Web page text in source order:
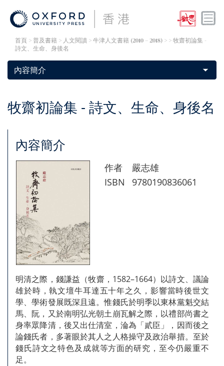
首頁 > 普及書籍 > 人文閱讀 >牛津人文書籍 (2010 – 2018) > > 牧齋初論集 -
詩文、生命、身後名
牧齋初論集 - 詩文、生命、身後名
內容簡介
作者
嚴志雄
ISBN
9780190836061
明清之際，錢謙益（牧齋，1582–1664）以詩文、議論
雄於時，執文壇牛耳達五十年之久，影響當時後世文
學、學術發展既深且遠。惟錢氏於明季以東林黨魁交結
馬、阮，又於南明弘光朝土崩瓦解之際，以禮部尚書之
身率眾降清，後又出仕清室，淪為「貳臣」，因而後之
論錢氏者，多著眼於其人之人格操守及政治舉措。至於
錢氏詩文之特色及成就等方面的研究，至今仍嚴重不
足。